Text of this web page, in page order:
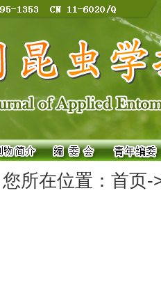
您所在位置： 首页-